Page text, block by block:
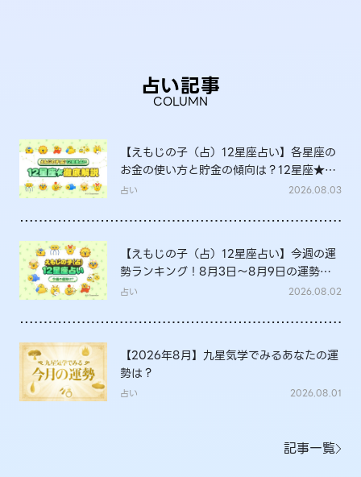
占い記事
COLUMN
【えもじの子（占）12星座占い】各星座の
お金の使い方と貯金の傾向は？12星座★徹
底解説
占い 2026.08.03
【えもじの子（占）12星座占い】今週の運
勢ランキング！8月3日～8月9日の運勢
は？
占い 2026.08.02
【2026年8月】九星気学でみるあなたの運
勢は？
占い 2026.08.01
記事一覧